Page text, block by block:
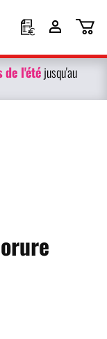
de l'étéjusqu'au